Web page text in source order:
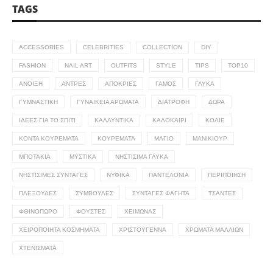
TAGS
ACCESSORIES CELEBRITIES COLLECTION DIY
FASHION NAIL ART OUTFITS STYLE TIPS TOP10
ΆΝΟΙΞΗ ΆΝΤΡΕΣ ΑΠΌΚΡΙΕΣ ΓΆΜΟΣ ΓΛΥΚΆ
ΓΥΜΝΑΣΤΙΚΉ ΓΥΝΑΙΚΕΊΑ ΑΡΏΜΑΤΑ ΔΙΑΤΡΟΦΉ ΔΏΡΑ
ΙΔΈΕΣ ΓΙΑ ΤΟ ΣΠΊΤΙ ΚΑΛΛΥΝΤΙΚΆ ΚΑΛΟΚΑΊΡΙ ΚΟΛΙΈ
ΚΟΝΤΆ ΚΟΥΡΈΜΑΤΑ ΚΟΥΡΈΜΑΤΑ ΜΑΓΙΌ ΜΑΝΙΚΙΟΎΡ
ΜΠΟΤΆΚΙΑ ΜΥΣΤΙΚΆ ΝΗΣΤΊΣΙΜΑ ΓΛΥΚΆ
ΝΗΣΤΊΣΙΜΕΣ ΣΥΝΤΑΓΈΣ ΝΥΦΙΚΆ ΠΑΝΤΕΛΌΝΙΑ ΠΕΡΙΠΟΊΗΣΗ
ΠΛΕΞΟΎΔΕΣ ΣΥΜΒΟΥΛΈΣ ΣΥΝΤΑΓΈΣ ΦΑΓΗΤΆ ΤΣΆΝΤΕΣ
ΦΘΙΝΌΠΩΡΟ ΦΟΎΣΤΕΣ ΧΕΙΜΏΝΑΣ
ΧΕΙΡΟΠΟΊΗΤΑ ΚΟΣΜΉΜΑΤΑ ΧΡΙΣΤΟΎΓΕΝΝΑ ΧΡΏΜΑΤΑ ΜΑΛΛΙΏΝ
ΧΤΕΝΊΣΜΑΤΑ